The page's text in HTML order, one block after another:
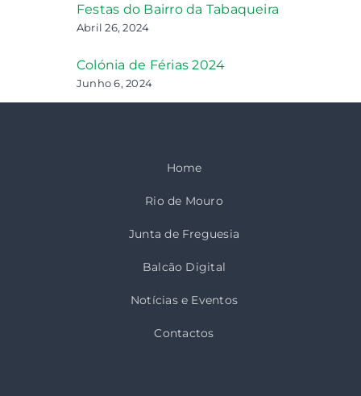
Festas do Bairro da Tabaqueira
Abril 26, 2024
Colónia de Férias 2024
Junho 6, 2024
Home
Rio de Mouro
Junta de Freguesia
Balcão Digital
Notícias e Eventos
Contactos